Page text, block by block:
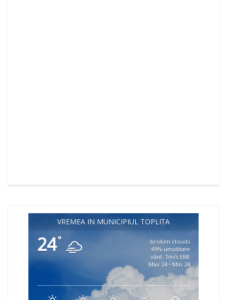
VREMEA ÎN MUNICIPIUL TOPLIȚA
24°
broken clouds
49% umiditate
vânt: 1m/s ENE
Max 24 • Min 24